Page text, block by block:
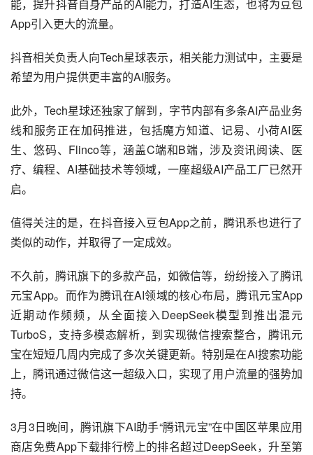
能，提升抖音自身产品的AI能力，打造AI生态，也将为豆包
App引入更大的流量。
抖音相关负责人向Tech星球表示，相关能力测试中，主要是
希望为用户提供更丰富的AI服务。
此外，Tech星球还独家了解到，字节内部有多条AI产品业务
线和服务正在加码推进，包括魔方知道、记易、小荷AI医
生、悠码、Flinco等，涵盖C端和B端，涉及资讯阅读、医
疗、编程、AI基础技术等领域，一座超级AI产品工厂已然开
启。
值得关注的是，在抖音接入豆包App之前，腾讯系也进行了
类似的动作，并取得了一定成效。
不久前，腾讯旗下的多款产品，如微信等，纷纷接入了腾讯
元宝App。而作为腾讯在AI领域的核心布局，腾讯元宝App
近期动作频频，从全面接入DeepSeek模型到推出混元
TurboS，支持多模态解析，到实现微信搜索整合，腾讯元
宝在短短几周内完成了多次关键更新。特别是在AI搜索功能
上，腾讯通过微信这一超级入口，实现了用户流量的强势加
持。
3月3日晚间，腾讯旗下AI助手“腾讯元宝”在中国区苹果应用
商店免费App下载排行榜上的排名超过DeepSeek，升至第